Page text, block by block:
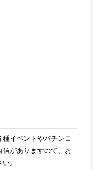
イベントやパチンコ
信がありますので、お
。